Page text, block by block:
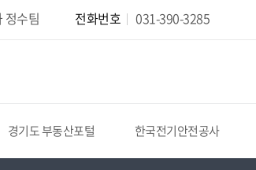
정수팀 전화번호 031-390-3285
경기도 부동산포털 한국전기안전공사